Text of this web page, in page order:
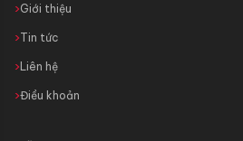
Giới thiệu
Tin tức
Liên hệ
Điều khoản